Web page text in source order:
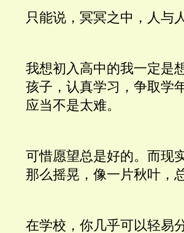
只能说，冥冥之中，人与
我想初入高中的我一定是
孩子，认真学习，争取学
应当不是太难。
可惜愿望总是好的。而现
那么摇晃，像一片秋叶，
在学校，你几乎可以轻易